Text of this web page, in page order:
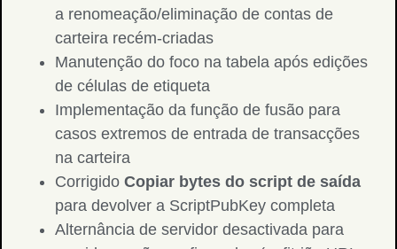
a renomeação/eliminação de contas de
carteira recém-criadas
Manutenção do foco na tabela após edições
de células de etiqueta
Implementação da função de fusão para
casos extremos de entrada de transacções
na carteira
Corrigido Copiar bytes do script de saída
para devolver a ScriptPubKey completa
Alternância de servidor desactivada para